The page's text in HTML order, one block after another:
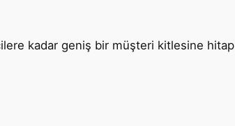
kadar geniş bir müşteri kitlesine hitap